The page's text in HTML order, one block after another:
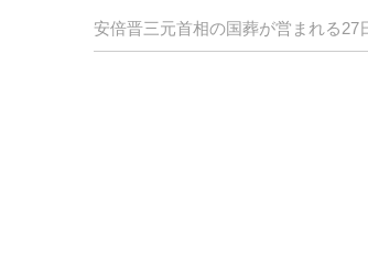
安倍晋三元首相の国葬が営まれる